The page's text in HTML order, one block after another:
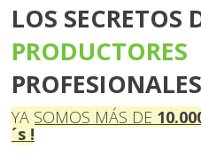
LOS SECRETOS
PRO DUCTORES
PROFESIONALES
YA SOMOS MÁS DE 10 .
´s !